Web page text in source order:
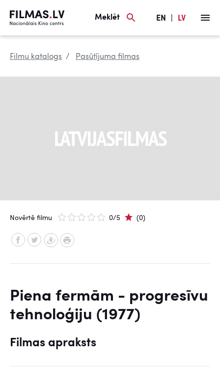
Meklēt EN LV
Filmu katalogs Pasūtījuma filmas
Novērtē filmu 0/5 (0)
Piena fermām - progresīvu
tehnoloģiju (1977)
Filmas apraksts